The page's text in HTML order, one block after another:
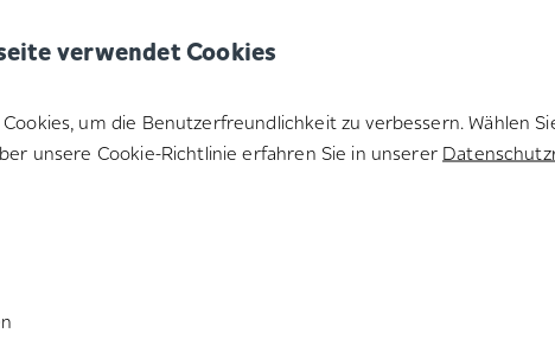
Werk
verwendet Cookies
um die Benutzerfreundlichkeit zu verbessern. Wählen
unsere Cookie-Richtlinie erfahren Sie in unserer